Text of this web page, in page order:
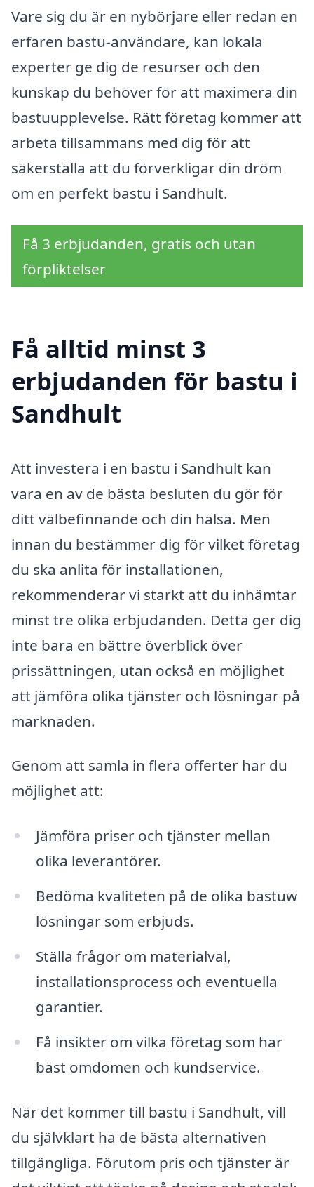
Vare sig du är en nybörjare eller redan en
erfaren bastu-användare, kan lokala
experter ge dig de resurser och den
kunskap du behöver för att maximera din
bastuupplevelse. Rätt företag kommer att
arbeta tillsammans med dig för att
säkerställa att du förverkligar din dröm
om en perfekt bastu i Sandhult.
Få 3 erbjudanden, gratis och utan
förpliktelser
Få alltid minst 3
erbjudanden för bastu i
Sandhult
Att investera i en bastu i Sandhult kan
vara en av de bästa besluten du gör för
ditt välbefinnande och din hälsa. Men
innan du bestämmer dig för vilket företag
du ska anlita för installationen,
rekommenderar vi starkt att du inhämtar
minst tre olika erbjudanden. Detta ger dig
inte bara en bättre överblick över
prissättningen, utan också en möjlighet
att jämföra olika tjänster och lösningar på
marknaden.
Genom att samla in flera offerter har du
möjlighet att:
Jämföra priser och tjänster mellan
olika leverantörer.
Bedöma kvaliteten på de olika bastuw
lösningar som erbjuds.
Ställa frågor om materialval,
installationsprocess och eventuella
garantier.
Få insikter om vilka företag som har
bäst omdömen och kundservice.
När det kommer till bastu i Sandhult, vill
du självklart ha de bästa alternativen
tillgängliga. Förutom pris och tjänster är